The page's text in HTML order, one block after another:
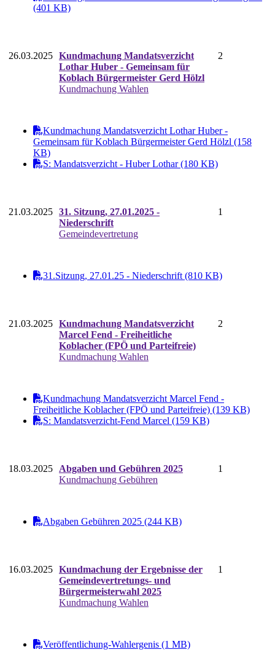
(401 KB)
26.03.2025 Kundmachung Mandatsverzicht
Lothar Huber - Gemeinsam für
Koblach Bürgermeister Gerd Hölzl
Kundmachung Wahlen
2
Kundmachung Mandatsverzicht Lothar Huber -
Gemeinsam für Koblach Bürgermeister Gerd Hölzl (158
KB)
S: Mandatsverzicht - Huber Lothar (180 KB)
21.03.2025 31. Sitzung, 27.01.2025 -
Niederschrift
Gemeindevertretung
1
31.Sitzung, 27.01.25 - Niederschrift (810 KB)
21.03.2025 Kundmachung Mandatsverzicht
Marcel Fend - Freiheitliche
Koblacher (FPÖ und Parteifreie)
Kundmachung Wahlen
2
Kundmachung Mandatsverzicht Marcel Fend -
Freiheitliche Koblacher (FPÖ und Parteifreie) (139 KB)
S: Mandatsverzicht-Fend Marcel (159 KB)
18.03.2025
Abgaben und Gebühren 2025
Kundmachung Gebühren
1
Abgaben Gebühren 2025 (244 KB)
16.03.2025 Kundmachung der Ergebnisse der
Gemeindevertretungs- und
Bürgermeisterwahl 2025
Kundmachung Wahlen
1
Veröffentlichung-Wahlergenis (1 MB)